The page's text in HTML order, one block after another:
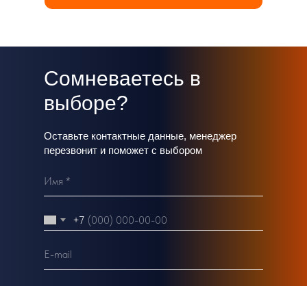
Сомневаетесь в
выборе?
Оставьте контактные данные, менеджер
перезвонит и поможет с выбором
Имя *
+7
E-mail